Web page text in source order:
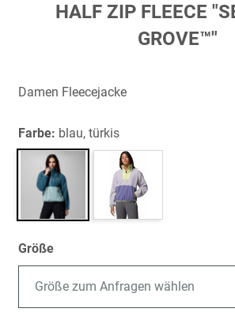
HALF ZIP FLEECE
GROVE™"
Damen Fleecejacke
Farbe: blau, türkis
Größe
Größe zum Anfragen wählen